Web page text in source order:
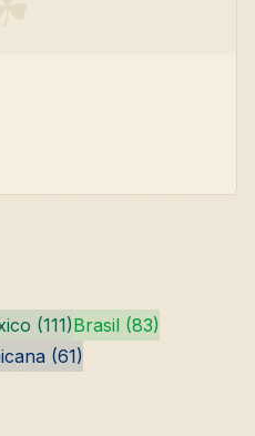
(111)Brasil (83)
(61)